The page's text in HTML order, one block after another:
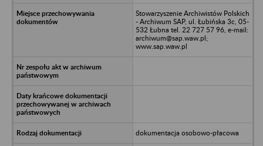
Stowarzyszenie Archiwistów Polskich
- Archiwum SAP, ul. Łubińska 3c, 05-
532 Łubna tel. 22 727 57 96, e-mail:
archiwum@sap.waw.pl;
www.sap.waw.pl
dokumentacja osobowo-płacowa